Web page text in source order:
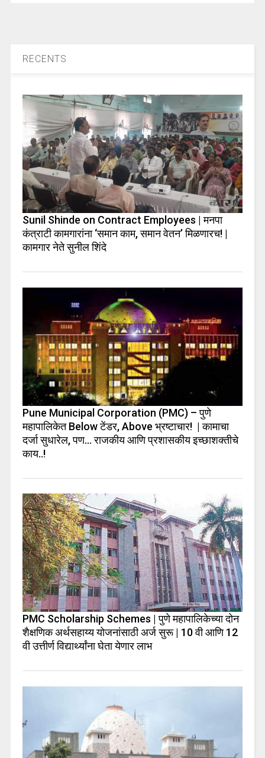
RECENTS
Sunil Shinde on Contract Employees | मनपा
कंत्राटी कामगारांना ‘समान काम, समान वेतन’ मिळणारच! |
कामगार नेते सुनील शिंदे
Pune Municipal Corporation (PMC) – पुणे
महापालिकेत Below टेंडर, Above भ्रष्टाचार! | कामाचा
दर्जा सुधारेल, पण… राजकीय आणि प्रशासकीय इच्छाशक्तीचे
काय..!
PMC Scholarship Schemes | पुणे महापालिकेच्या दोन
शैक्षणिक अर्थसहाय्य योजनांसाठी अर्ज सुरू | 10 वी आणि 12
वी उत्तीर्ण विद्यार्थ्यांना घेता येणार लाभ